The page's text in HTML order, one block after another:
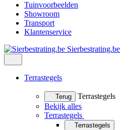
Tuinvoorbeelden
Showroom
Transport
Klantenservice
Sierbestrating.be
Terrastegels
Terug
Terrastegels
Bekijk alles
Terrastegels
Terrastegels